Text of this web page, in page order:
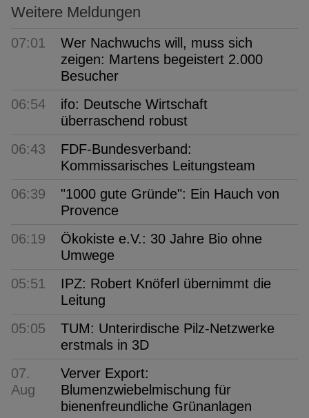
Weitere Meldungen
07:01
Wer Nachwuchs will, muss sich
zeigen: Martens begeistert 2.000
Besucher
06:54
ifo: Deutsche Wirtschaft
überraschend robust
06:43
FDF-Bundesverband:
Kommissarisches Leitungsteam
06:39
"1000 gute Gründe": Ein Hauch von
Provence
06:19
Ökokiste e.V.: 30 Jahre Bio ohne
Umwege
05:51
IPZ: Robert Knöferl übernimmt die
Leitung
05:05
TUM: Unterirdische Pilz-Netzwerke
erstmals in 3D
07.
Aug
Verver Export:
Blumenzwiebelmischung für
bienenfreundliche Grünanlagen